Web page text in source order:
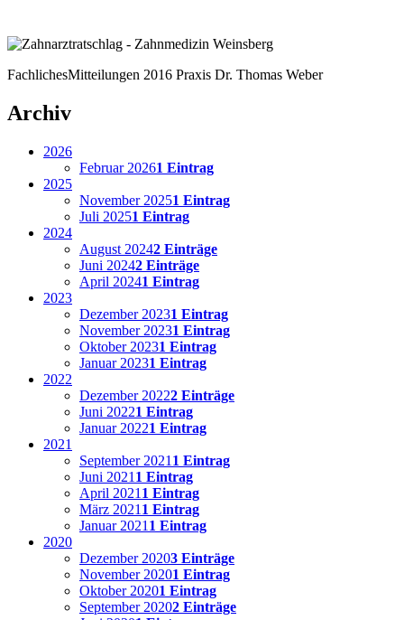
FachlichesMitteilungen 2016 Praxis Dr. Thomas Weber
Archiv
2026
Februar 20261 Eintrag
2025
November 20251 Eintrag
Juli 20251 Eintrag
2024
August 20242 Einträge
Juni 20242 Einträge
April 20241 Eintrag
2023
Dezember 20231 Eintrag
November 20231 Eintrag
Oktober 20231 Eintrag
Januar 20231 Eintrag
2022
Dezember 20222 Einträge
Juni 20221 Eintrag
Januar 20221 Eintrag
2021
September 2021 1 Eintrag
Juni 2021 1 Eintrag
April 2021 1 Eintrag
März 2021 1 Eintrag
Januar 2021 1 Eintrag
2020
Dezember 20203 Einträge
November 20201 Eintrag
Oktober 20201 Eintrag
September 20202 Einträge